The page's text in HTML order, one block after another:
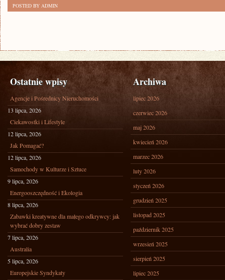
POSTED BY ADMIN
Ostatnie wpisy
Agencje i Pośrednicy Nieruchomości
13 lipca, 2026
Ciekawostki i Lifestyle
12 lipca, 2026
Jak Pomagać?
12 lipca, 2026
Samochody w Kulturze i Sztuce
9 lipca, 2026
Energooszczędność i Ekologia
8 lipca, 2026
Zabawki kreatywne dla małego odkrywcy: jak
wybrać dobry zestaw
7 lipca, 2026
Australia
5 lipca, 2026
Europejskie Syndykaty
Archiwa
lipiec 2026
czerwiec 2026
maj 2026
kwiecień 2026
marzec 2026
luty 2026
styczeń 2026
grudzień 2025
listopad 2025
październik 2025
wrzesień 2025
sierpień 2025
lipiec 2025